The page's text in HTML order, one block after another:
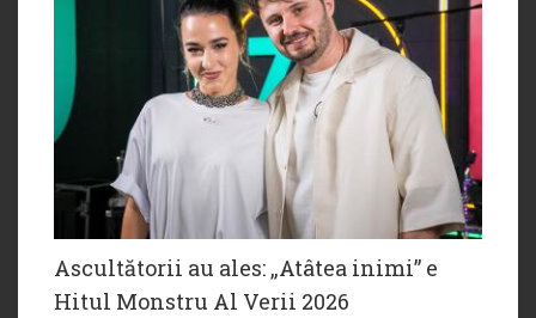
Ascultătorii au ales: „Atâtea inimi” e
Hitul Monstru Al Verii 2026